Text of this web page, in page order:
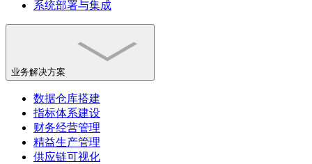
系统部署与集成
业务解决方案
数据仓库搭建
指标体系建设
财务经营管理
精益生产管理
供应链可视化